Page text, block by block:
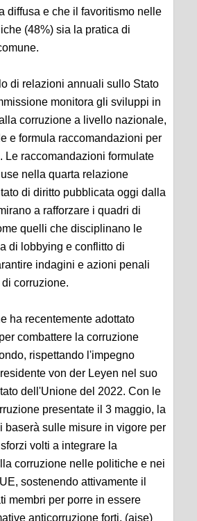
diffusa e che il favoritismo nelle
(48%) sia la pratica di
di relazioni annuali sullo Stato
monitora gli sviluppi in
corruzione a livello nazionale,
e formula raccomandazioni per
Le raccomandazioni formulate
nella quarta relazione
di diritto pubblicata oggi dalla
a rafforzare i quadri di
quelli che disciplinano le
di lobbying e conflitto di
indagini e azioni penali
corruzione.
ha recentemente adottato
combattere la corruzione
rispettando l'impegno
von der Leyen nel suo
dell'Unione del 2022. Con le
presentate il 3 maggio, la
baserà sulle misure in vigore per
volti a integrare la
corruzione nelle politiche e nei
sostenendo attivamente il
membri per porre in essere
anticorruzione forti. (aise)